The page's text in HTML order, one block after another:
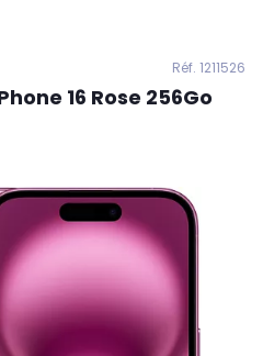
Réf. 1211526
16 Rose 256Go